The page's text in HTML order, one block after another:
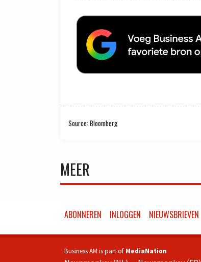
Source: Bloomberg
MEER
ABONNEREN INLOGGEN NIEUWSBRIEVEN
Business AM is part of MediaNation